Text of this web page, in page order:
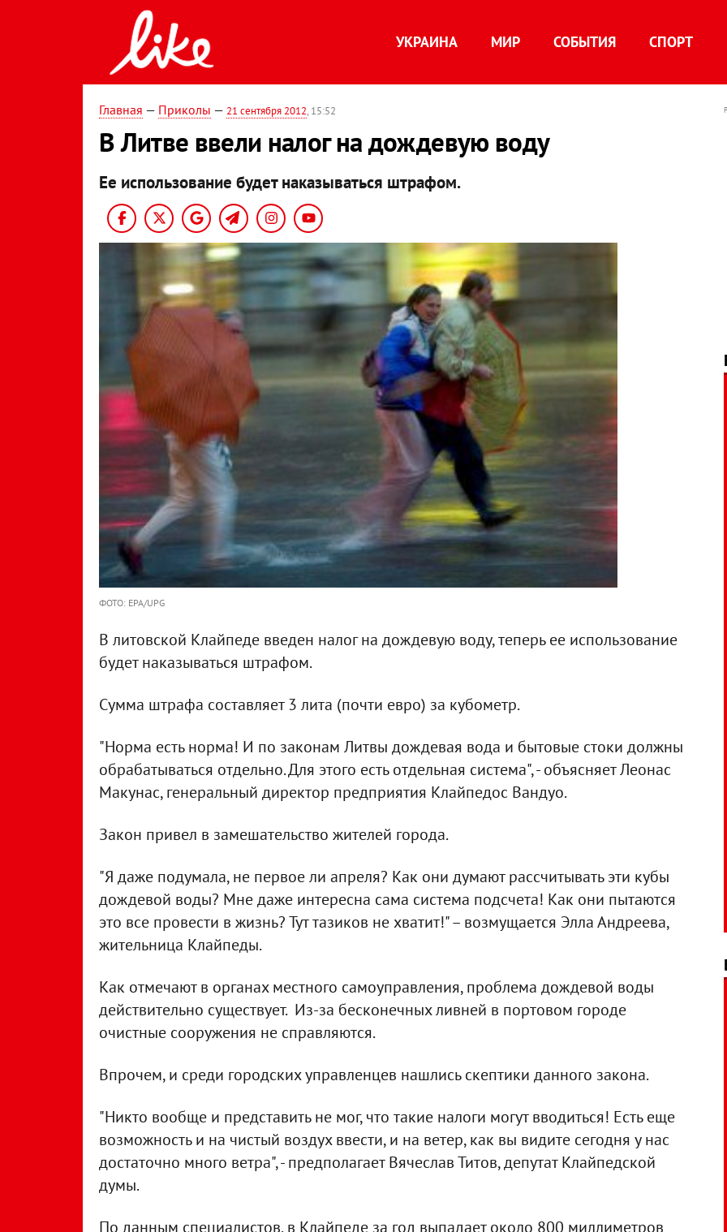
УКРАИНА МИР СОБЫТИЯ СПОРТ
Главная — Приколы — 21 сентября 2012, 15:52
В Литве ввели налог на дождевую воду
Ее использование будет наказываться штрафом.
ФОТО: EPA/UPG
В литовской Клайпеде введен налог на дождевую воду, теперь ее использование
будет наказываться штрафом.
Сумма штрафа составляет 3 лита (почти евро) за кубометр.
"Норма есть норма! И по законам Литвы дождевая вода и бытовые стоки должны
обрабатываться отдельно. Для этого есть отдельная система", - объясняет Леонас
Макунас, генеральный директор предприятия Клайпедос Вандуо.
Закон привел в замешательство жителей города.
"Я даже подумала, не первое ли апреля? Как они думают рассчитывать эти кубы
дождевой воды? Мне даже интересна сама система подсчета! Как они пытаются
это все провести в жизнь? Тут тазиков не хватит!" – возмущается Элла Андреева,
жительница Клайпеды.
Как отмечают в органах местного самоуправления, проблема дождевой воды
действительно существует. Из-за бесконечных ливней в портовом городе
очистные сооружения не справляются.
Впрочем, и среди городских управленцев нашлись скептики данного закона.
"Никто вообще и представить не мог, что такие налоги могут вводиться! Есть еще
возможность и на чистый воздух ввести, и на ветер, как вы видите сегодня у нас
достаточно много ветра", - предполагает Вячеслав Титов, депутат Клайпедской
думы.
По данным специалистов, в Клайпеде за год выпадает около 800 миллиметров